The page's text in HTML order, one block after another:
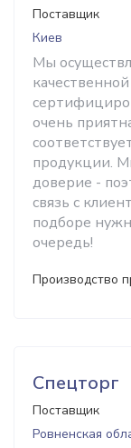
Поставщик
Киев
Мы
очень
продукции.
доверие -
связь с
подборе
очередь!
Производство
Спецторг
Поставщик
Ровненская